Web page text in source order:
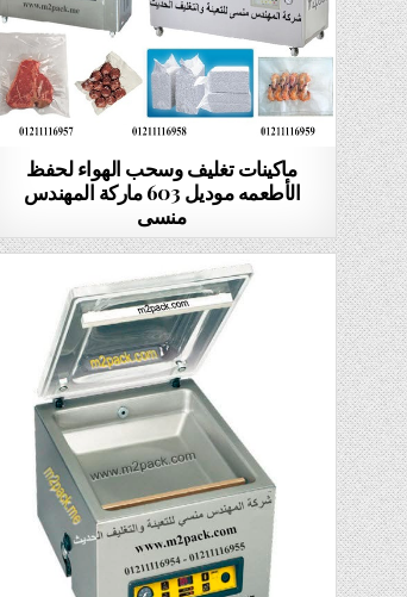
ماكينات تغليف وسحب الهواء لحفظ
الأطعمه موديل 603 ماركة المهندس
منسى